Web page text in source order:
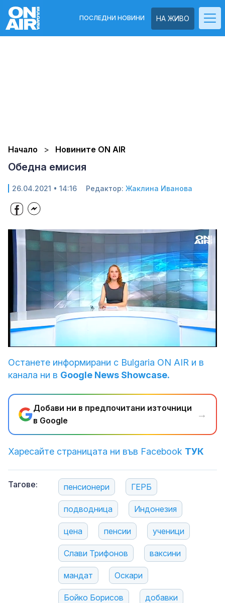
НА ЖИВО
ПОСЛЕДНИ НОВИНИ
Начало Новините ON AIR
Обедна емисия
26.04.2021 • 14:16 Редактор: Жаклина Иванова
3.87%
Останете информирани с Bulgaria ON AIR и в
канала ни в Google News Showcase.
Добави ни в предпочитани източници
в Google
→
Харесайте страницата ни във Facebook ТУК
Тагове: пенсионери ГЕРБ
подводница Индонезия
цена пенсии ученици
Слави Трифонов ваксини
мандат Оскари
Бойко Борисов добавки